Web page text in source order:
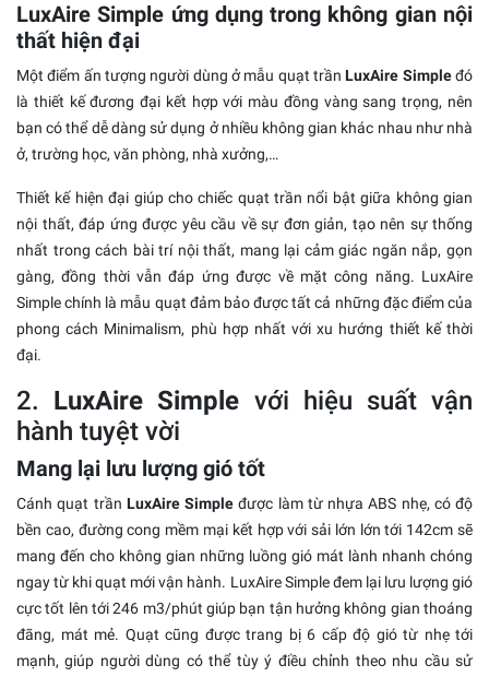
LuxAire Simple ứng dụng trong không gian nội
thất hiện đại
Một điểm ấn tượng người dùng ở mẫu quạt trầnLuxAire Simpleđó
là thiết kế đương đại kết hợp với màu đồng vàng sang trọng, nên
bạn có thể dễ dàng sử dụng ở nhiều không gian khác nhau như nhà
ở, trường học, văn phòng, nhà xưởng,…
Thiết kế hiện đại giúp cho chiếc quạt trần nổi bật giữa không gian
nội thất, đáp ứng được yêu cầu về sự đơn giản, tạo nên sự thống
nhất trong cách bài trí nội thất, mang lại cảm giác ngăn nắp, gọn
gàng, đồng thời vẫn đáp ứng được về mặt công năng. LuxAire
Simple chính là mẫu quạt đảm bảo được tất cả những đặc điểm của
phong cách Minimalism, phù hợp nhất với xu hướng thiết kế thời
đại.
2. LuxAire Simple với hiệu suất vận
hành tuyệt vời
Mang lại lưu lượng gió tốt
Cánh quạt trần LuxAire Simpleđược làm từ nhựa ABS nhẹ, có độ
bền cao, đường cong mềm mại kết hợp với sải lớn lớn tới 142cm sẽ
mang đến cho không gian những luồng gió mát lành nhanh chóng
ngay từ khi quạt mới vận hành. LuxAire Simple đem lại lưu lượng gió
cực tốt lên tới 246 m3/phút giúp bạn tận hưởng không gian thoáng
đãng, mát mẻ. Quạt cũng được trang bị 6 cấp độ gió từ nhẹ tới
mạnh, giúp người dùng có thể tùy ý điều chỉnh theo nhu cầu sử